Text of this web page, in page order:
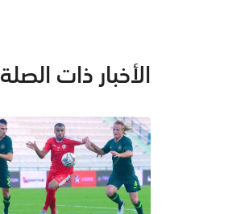
الأخبار ذات الصلة